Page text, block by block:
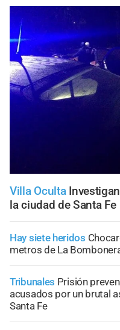
Villa Oculta
la ciudad de Santa Fe
Hay siete heridos
metros de La
Tribunales Prisión
acusados por un brutal
Santa Fe